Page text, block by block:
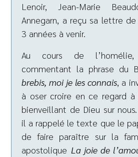
Lenoir, Jean-Marie
Annegarn, a reçu sa lettre
3 années à venir.
Au cours de
commentant la phrase du
brebis, moi je les connais, a
à oser croire en ce regard
bienveillant de Dieu sur
il a rappelé le texte que le
de faire paraître sur la
apostolique La joie de